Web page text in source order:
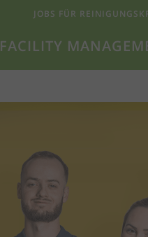
FACILITY
JOBS FÜR